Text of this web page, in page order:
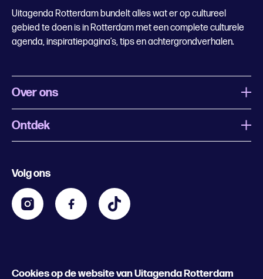
Cookies op de website van Uitagenda Rotterdam
Uitagenda Rotterdam bundelt alles wat er op cultureel
gebied te doen is in Rotterdam met een complete culturele
agenda, inspiratiepagina’s, tips en achtergrondverhalen.
Over ons
Wat is Uitagenda Rotterdam
Contact
Zakelijk
Ontdek
Kids
Volg ons